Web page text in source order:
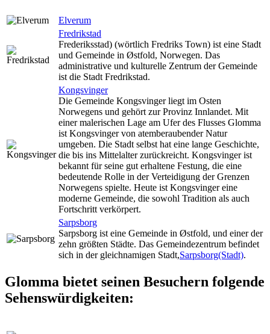
Elverum
Fredrikstad
Frederiksstad) (wörtlich Fredriks Town) ist eine Stadt
und Gemeinde in Østfold, Norwegen. Das
administrative und kulturelle Zentrum der Gemeinde
ist die Stadt Fredrikstad.
Kongsvinger
Die Gemeinde Kongsvinger liegt im Osten
Norwegens und gehört zur Provinz Innlandet. Mit
einer malerischen Lage am Ufer des Flusses Glomma
ist Kongsvinger von atemberaubender Natur
umgeben. Die Stadt selbst hat eine lange Geschichte,
die bis ins Mittelalter zurückreicht. Kongsvinger ist
bekannt für seine gut erhaltene Festung, die eine
bedeutende Rolle in der Verteidigung der Grenzen
Norwegens spielte. Heute ist Kongsvinger eine
moderne Gemeinde, die sowohl Tradition als auch
Fortschritt verkörpert.
Sarpsborg
Sarpsborg ist eine Gemeinde in Østfold, und einer der
zehn größten Städte. Das Gemeindezentrum befindet
sich in der gleichnamigen Stadt,Sarpsborg(Stadt).
Glomma bietet seinen Besuchern folgende
Sehenswürdigkeiten: